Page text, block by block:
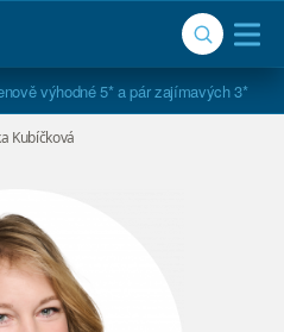
výhodné 5* a pár zajímavých 3*
Kubíčková